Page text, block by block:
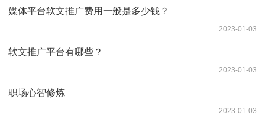
媒体平台软文推广费用一般是多少钱？
2023-01-03
软文推广平台有哪些？
2023-01-03
职场心智修炼
2023-01-03